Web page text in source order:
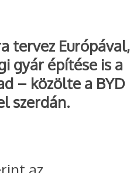
tervez Európával,
gyár építése is a
– közölte a BYD
szerdán.